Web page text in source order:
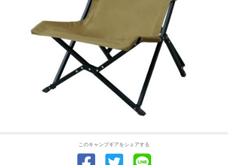
このキャンプギアをシェアする